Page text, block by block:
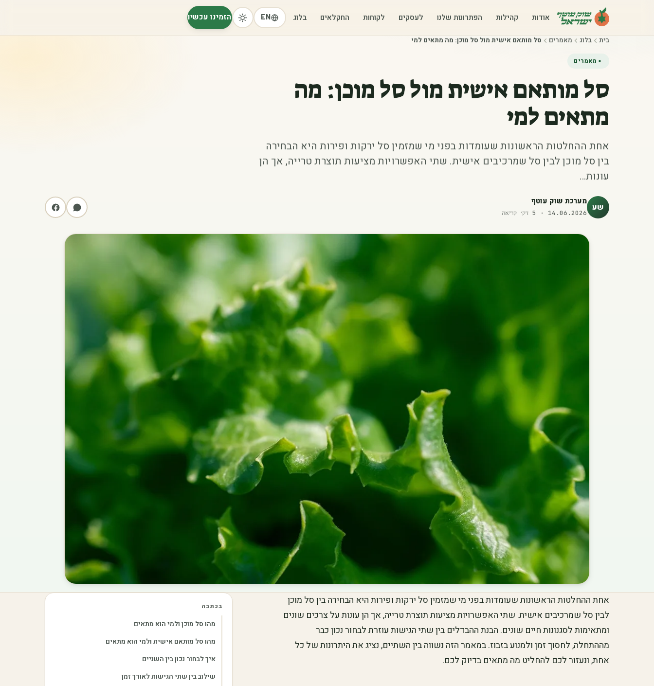
אודות קהילות הפתרונות שלנו לעסקים לקוחות החקלאים בלוג EN הזמינו עכשיו
בית בלוג מאמרים סל מותאם אישית מול סל מוכן: מה מתאים למי
מאמרים
סל מותאם אישית מול סל מוכן: מה
מתאים למי
אחת ההחלטות הראשונות שעומדות בפני מי שמזמין סל ירקות ופירות היא הבחירה
בין סל מוכן לבין סל שמרכיבים אישית. שתי האפשרויות מציעות תוצרת טרייה, אך הן
עונות…
שע מערכת שוק עוטף
14.06.2026
·
5 דק׳ קריאה
אחת ההחלטות הראשונות שעומדות בפני מי שמזמין סל ירקות ופירות היא הבחירה בין סל מוכן
לבין סל שמרכיבים אישית. שתי האפשרויות מציעות תוצרת טרייה, אך הן עונות על צרכים שונים
ומתאימות לסגנונות חיים שונים. הבנת ההבדלים בין שתי הגישות עוזרת לבחור נכון כבר
מההתחלה, לחסוך זמן ולמנוע בזבוז. במאמר הזה נשווה בין השתיים, נציג את היתרונות של כל
אחת, ונעזור לכם להחליט מה מתאים בדיוק לכם.
בכתבה
מהו סל מוכן ולמי הוא מתאים
מהו סל מותאם אישית ולמי הוא מתאים
איך לבחור נכון בין השניים
שילוב בין שתי הגישות לאורך זמן